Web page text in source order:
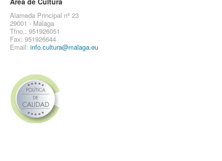
Alameda Principal nº 23
29001 - Málaga
Tfno.: 951926051
Fax: 951926644
Email: info.cultura@malaga.eu